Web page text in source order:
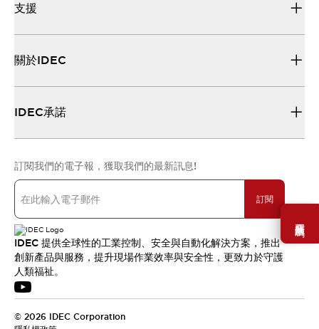
需要幫助嗎？
支援
關於IDEC
IDEC承諾
訂閱我們的電子報，獲取我們的最新訊息!
訂閱
IDEC 提供全球性的工業控制、安全與自動化解決方案，推出
創新產品與服務，提升現場作業效率與安全性，更致力於守護
人類福祉。
© 2026 IDEC Corporation